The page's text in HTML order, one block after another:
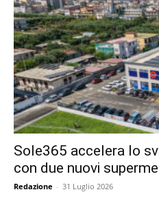
Sole365 accelera lo
con due nuovi
Redazione - 31 Luglio 2026